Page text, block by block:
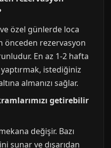
özel günlerde loca
önceden rezervasyon
En az 1-2 hafta
istediğiniz
almanızı sağlar.
getirebilir
değişir. Bazı
sunar ve dışarıdan